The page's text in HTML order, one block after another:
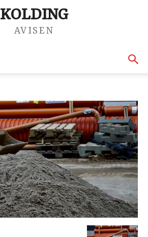
KOLDING
AVISEN